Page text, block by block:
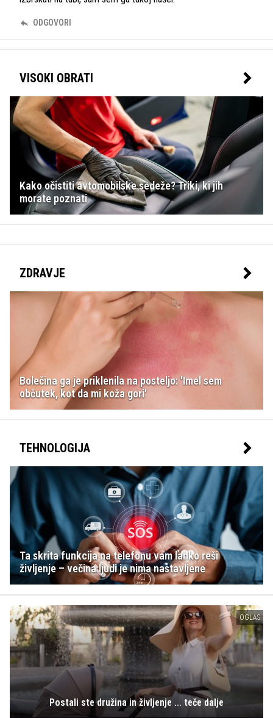
ODGOVORI
VISOKI OBRATI
Kako očistiti avtomobilske sedeže? Triki, ki jih
morate poznati
ZDRAVJE
Bolečina ga je priklenila na posteljo: 'Imel sem
občutek, kot da mi koža gori'
TEHNOLOGIJA
Ta skrita funkcija na telefonu vam lahko reši
življenje – večina ljudi je nima nastavljene
OGLAS
Postali ste družina in življenje ... teče dalje